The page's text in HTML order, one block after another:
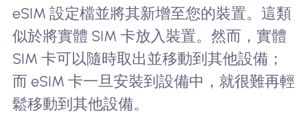
eSIM 設定檔並將其新增至您的裝置。這類
似於將實體 SIM 卡放入裝置。然而，實體
SIM 卡可以隨時取出並移動到其他設備；
而 eSIM 卡一旦安裝到設備中，就很難再輕
鬆移動到其他設備。